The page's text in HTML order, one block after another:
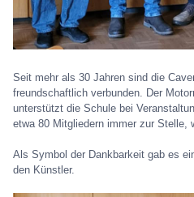
Seit mehr als 30 Jahren sind die
freundschaftlich verbunden. Der
unterstützt die Schule bei
etwa 80 Mitgliedern immer zur Stelle,
Als Symbol der Dankbarkeit gab es
den Künstler.